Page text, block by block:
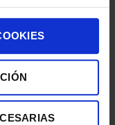
DOLCE GUSTO